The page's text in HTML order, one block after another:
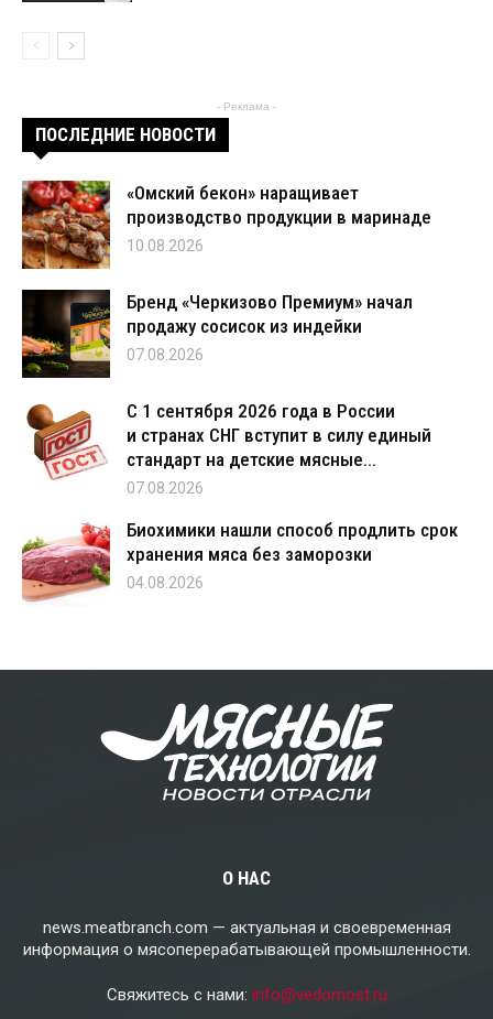
- Реклама -
ПОСЛЕДНИЕ НОВОСТИ
«Омский бекон» наращивает
производство продукции в маринаде
10.08.2026
Бренд «Черкизово Премиум» начал
продажу сосисок из индейки
07.08.2026
С 1 сентября 2026 года в России
и странах СНГ вступит в силу единый
стандарт на детские мясные...
07.08.2026
Биохимики нашли способ продлить срок
хранения мяса без заморозки
04.08.2026
О НАС
news.meatbranch.com — актуальная и своевременная
информация о мясоперерабатывающей промышленности.
Свяжитесь с нами: info@vedomost.ru